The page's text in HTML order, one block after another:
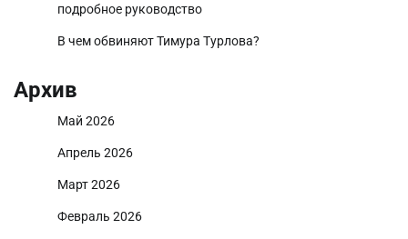
подробное руководство
В чем обвиняют Тимура Турлова?
Архив
Май 2026
Апрель 2026
Март 2026
Февраль 2026